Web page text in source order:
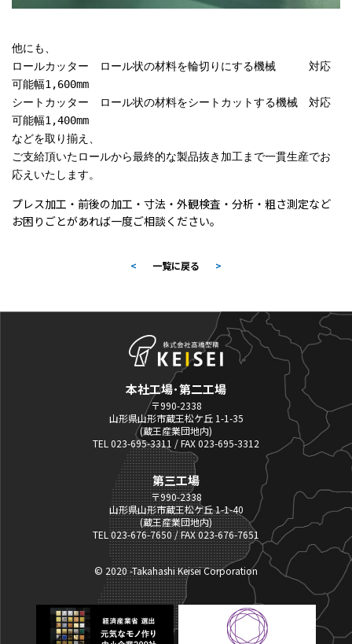
他にも、
ロールカッター ロール状の材料を輪切りにする機械 対応
可能幅1,600mm
シートカッター ロール状の材料をシートカットする機械 対応
可能幅1,400mm
などを取り揃え、
ご支給頂いたロールから最終的な製品抜き加工まで一貫生産でお
応えいたします。
プレス加工・前後の加工・寸法・外観検査・分析・粗さ測定など
お困りごとがあれば一度ご相談ください。
< 一覧に戻る >
本社工場･第二工場
〒990-2338
山形県山形市蔵王松ケ丘 1-1-35
(蔵王産業団地内)
TEL 023-695-3311 / FAX 023-695-3312
第三工場
〒990-2338
山形県山形市蔵王松ケ丘 1-1-40
(蔵王産業団地内)
TEL 023-676-7650 / FAX 023-676-7651
© 2020 -Takahashi Keisei Corporation